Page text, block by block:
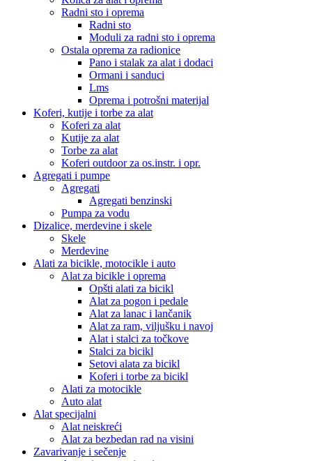
Radni sto i oprema
Radni sto
Moduli za radni sto i oprema
Ostala oprema za radionice
Pano i stalak za alat i dodaci
Ormani i sanduci
Lms
Oprema i potrošni materijal
Koferi, kutije i torbe za alat
Koferi za alat
Kutije za alat
Torbe za alat
Koferi outdoor za os.instr. i opr.
Agregati i pumpe
Agregati
Agregati benzinski
Pumpa za vodu
Dizalice, merdevine i skele
Skele
Merdevine
Alati za bicikle, motocikle i auto
Alat za bicikle i oprema
Opšti alati za bicikl
Alat za pogon i pedale
Alat za lanac i lančanik
Alat za ram, viljušku i navoj
Alat i stalci za točkove
Stalci za bicikl
Setovi alata za bicikl
Koferi i torbe za bicikl
Alati za motocikle
Auto alat
Alat specijalni
Alat neiskreći
Alat za bezbedan rad na visini
Zavarivanje i sečenje